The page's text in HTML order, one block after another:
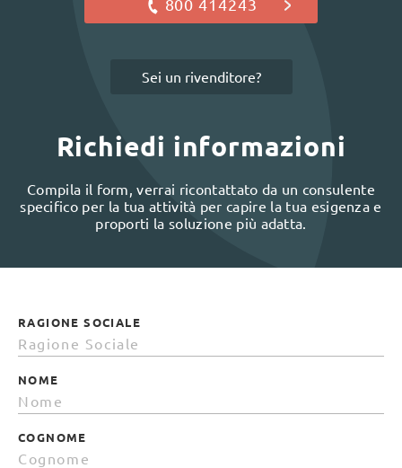
800 414243
Sei un rivenditore?
Richiedi informazioni
Compila il form, verrai ricontattato da un consulente
specifico per la tua attività per capire la tua esigenza e
proporti la soluzione più adatta.
RAGIONE SOCIALE
NOME
COGNOME